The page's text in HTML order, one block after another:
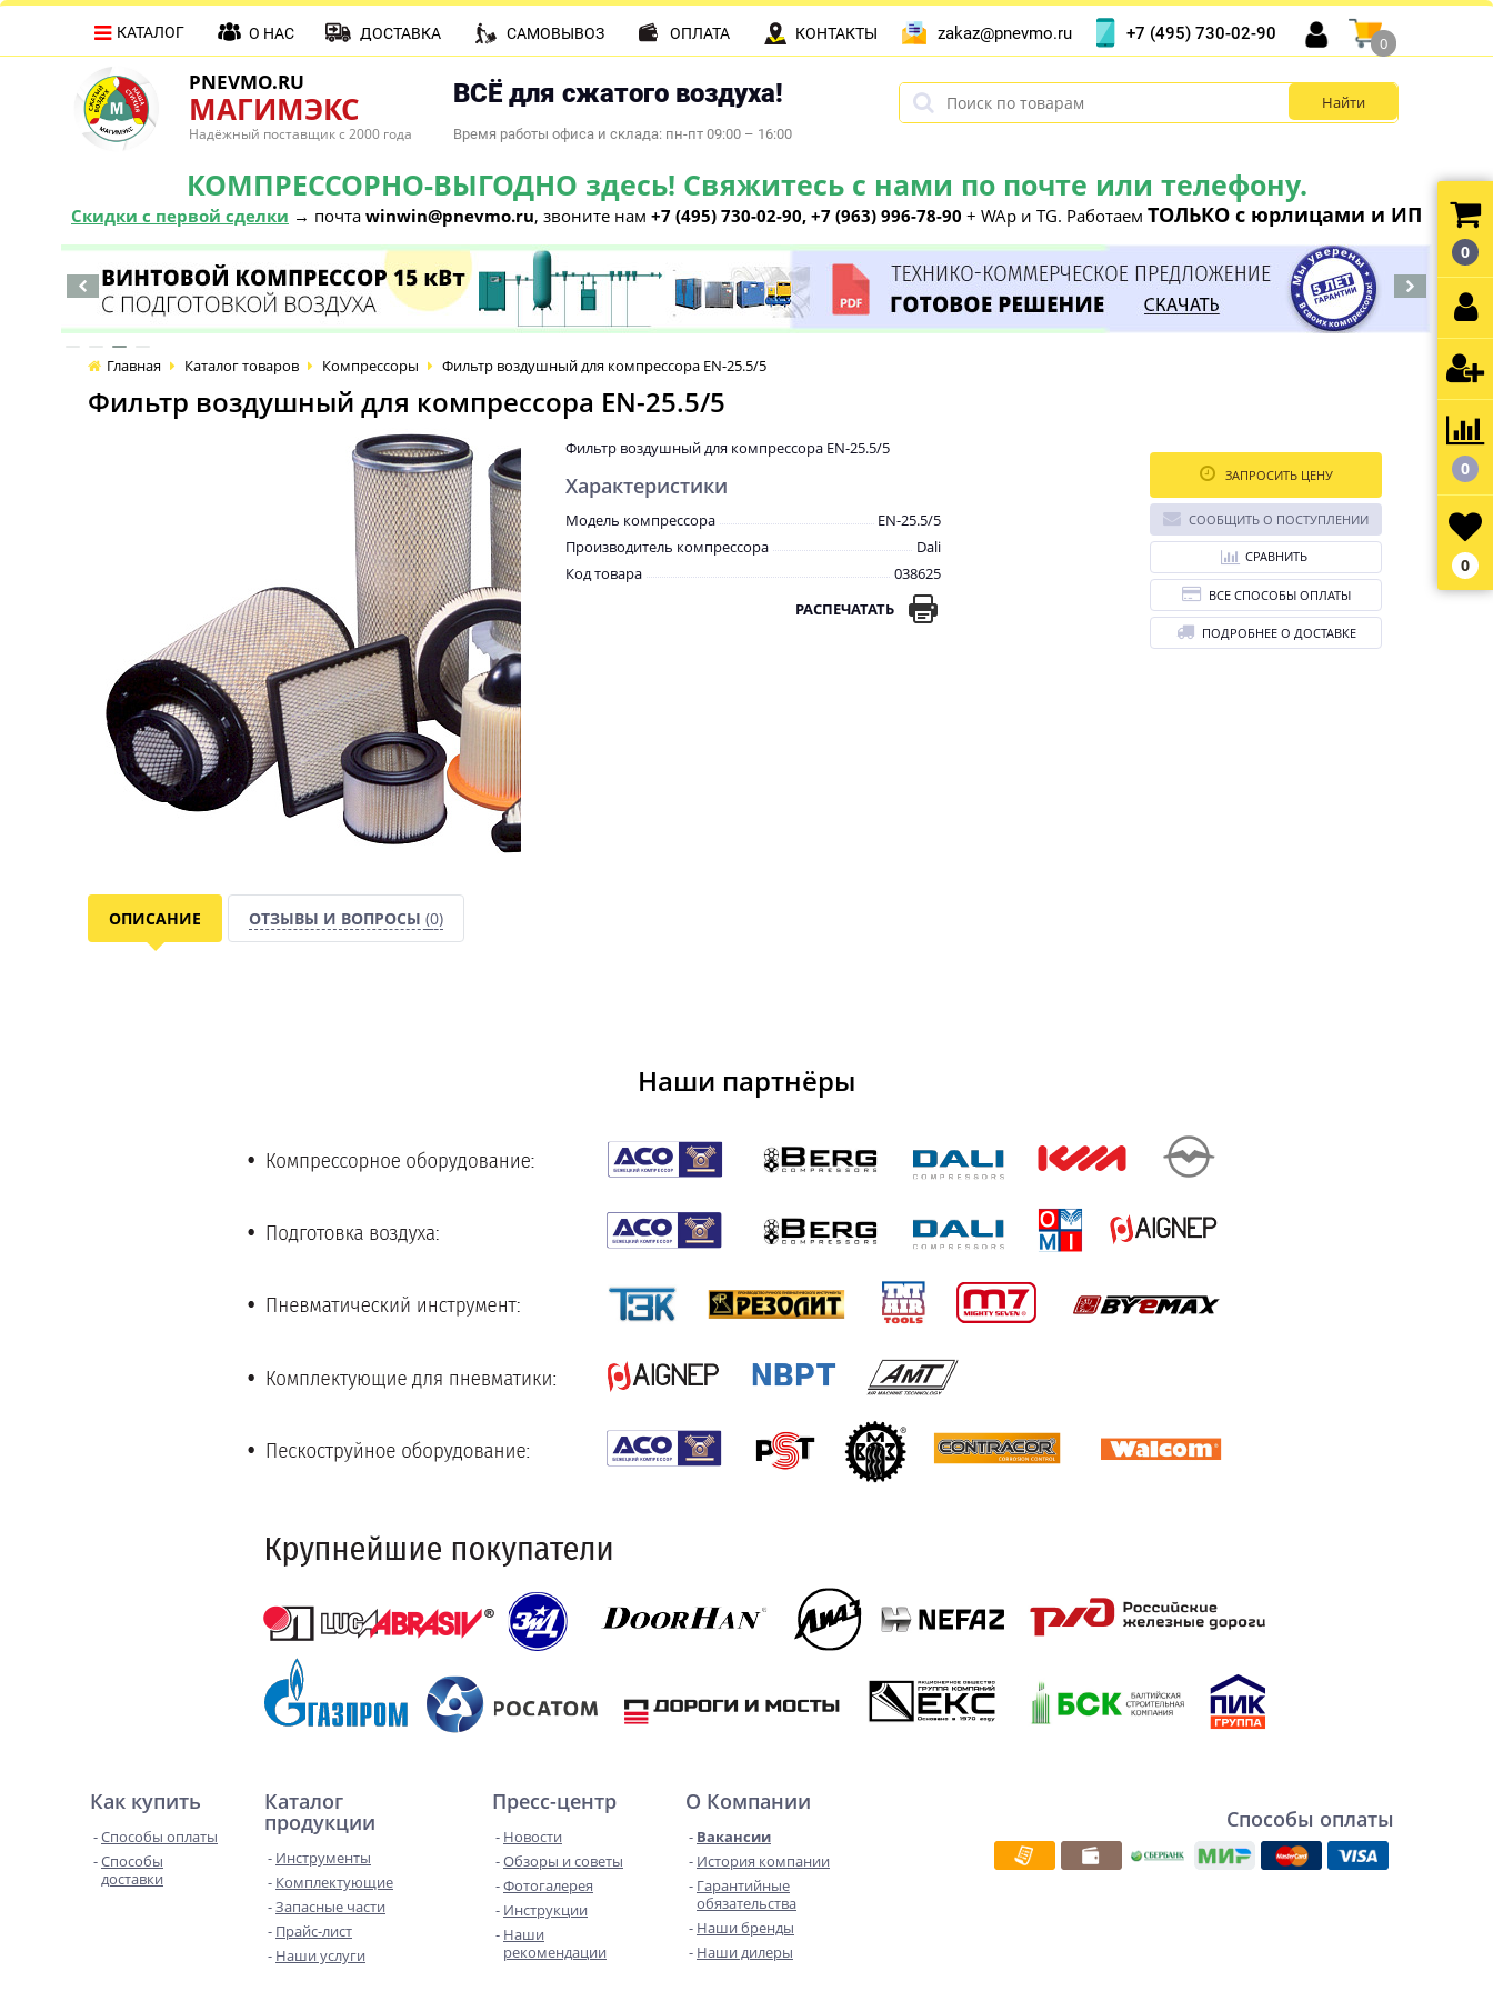
PNEVMO.RU
МАГИМЭКС
Надёжный поставщик с 2000 года
ВСЁ для сжатого воздуха!
Время работы офиса и склада: пн-пт 09:00 – 16:00
КОМПРЕССОРНО-ВЫГОДНО здесь! Свяжитесь с нами по почте или телефону.
Скидки с первой сделки → почта winwin@pnevmo.ru, звоните нам +7 (495) 730-02-90, +7 (963) 996-78-90 + WAp и TG. Работаем ТОЛЬКО с юрлицами и ИП
КАТАЛОГ О НАС ДОСТАВКА САМОВЫВОЗ ОПЛАТА КОНТАКТЫ zakaz@pnevmo.ru +7 (495) 730-02-90
0
Главная Каталог товаров Компрессоры Фильтр воздушный для компрессора EN-25.5/5
Фильтр воздушный для компрессора EN-25.5/5
Фильтр воздушный для компрессора EN-25.5/5
Характеристики
Модель компрессора
EN-25.5/5
Производитель компрессора
Dali
Код товара
038625
РАСПЕЧАТАТЬ
ЗАПРОСИТЬ ЦЕНУ
СООБЩИТЬ О ПОСТУПЛЕНИИ
СРАВНИТЬ
ВСЕ СПОСОБЫ ОПЛАТЫ
ПОДРОБНЕЕ О ДОСТАВКЕ
ОПИСАНИЕ ОТЗЫВЫ И ВОПРОСЫ (0)
Наши партнёры
Как купить
Способы оплаты
Способы
доставки
Каталог
продукции
Инструменты
Комплектующие
Запасные части
Прайс-лист
Наши услуги
Пресс-центр
Новости
Обзоры и советы
Фотогалерея
Инструкции
Наши
рекомендации
О Компании
Вакансии
История компании
Гарантийные
обязательства
Наши бренды
Наши дилеры
Способы оплаты
0
0
0